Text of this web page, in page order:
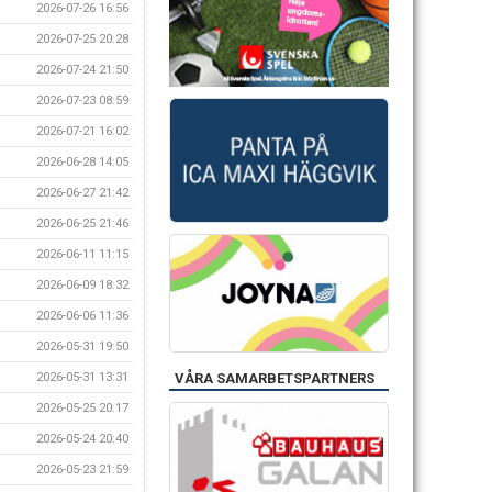
2026-07-26 16:56
2026-07-25 20:28
2026-07-24 21:50
2026-07-23 08:59
2026-07-21 16:02
2026-06-28 14:05
2026-06-27 21:42
2026-06-25 21:46
2026-06-11 11:15
2026-06-09 18:32
2026-06-06 11:36
2026-05-31 19:50
2026-05-31 13:31
2026-05-25 20:17
2026-05-24 20:40
2026-05-23 21:59
VÅRA SAMARBETSPARTNERS